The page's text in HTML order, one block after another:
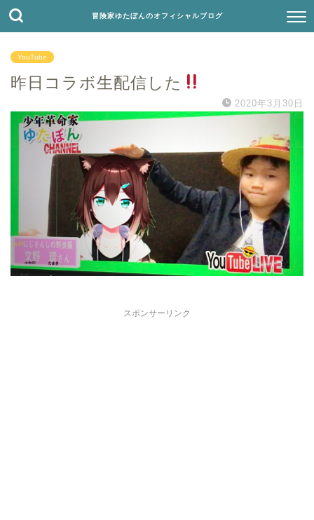
冒険家ゆたぼんのオフィシャルブログ
YouTube
昨日コラボ生配信した
2020年3月30日
スポンサーリンク